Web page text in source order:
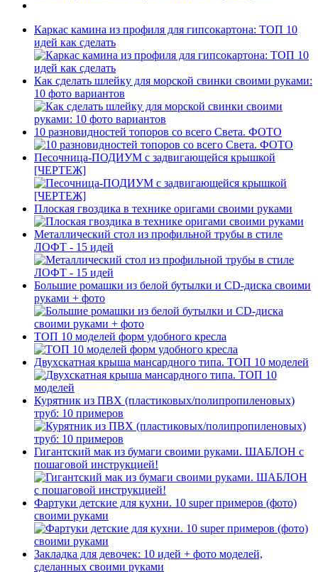
Каркас камина из профиля для гипсокартона: ТОП 10
идей как сделать
Как сделать шлейку для морской свинки своими руками:
10 фото вариантов
10 разновидностей топоров со всего Света. ФОТО
Песочница-ПОДИУМ с задвигающейся крышкой
[ЧЕРТЕЖ]
Плоская гвоздика в технике оригами своими руками
Металлический стол из профильной трубы в стиле
ЛОФТ - 15 идей
Большие ромашки из белой бутылки и CD-диска своими
руками + фото
ТОП 10 моделей форм удобного кресла
Двухскатная крыша мансардного типа. ТОП 10 моделей
Курятник из ПВХ (пластиковых/полипропиленовых)
труб: 10 примеров
Гигантский мак из бумаги своими руками. ШАБЛОН с
пошаговой инструкцией!
Фартуки детские для кухни. 10 super примеров (фото)
своими руками
Закладка для девочек: 10 идей + фото моделей,
сделанных своими руками